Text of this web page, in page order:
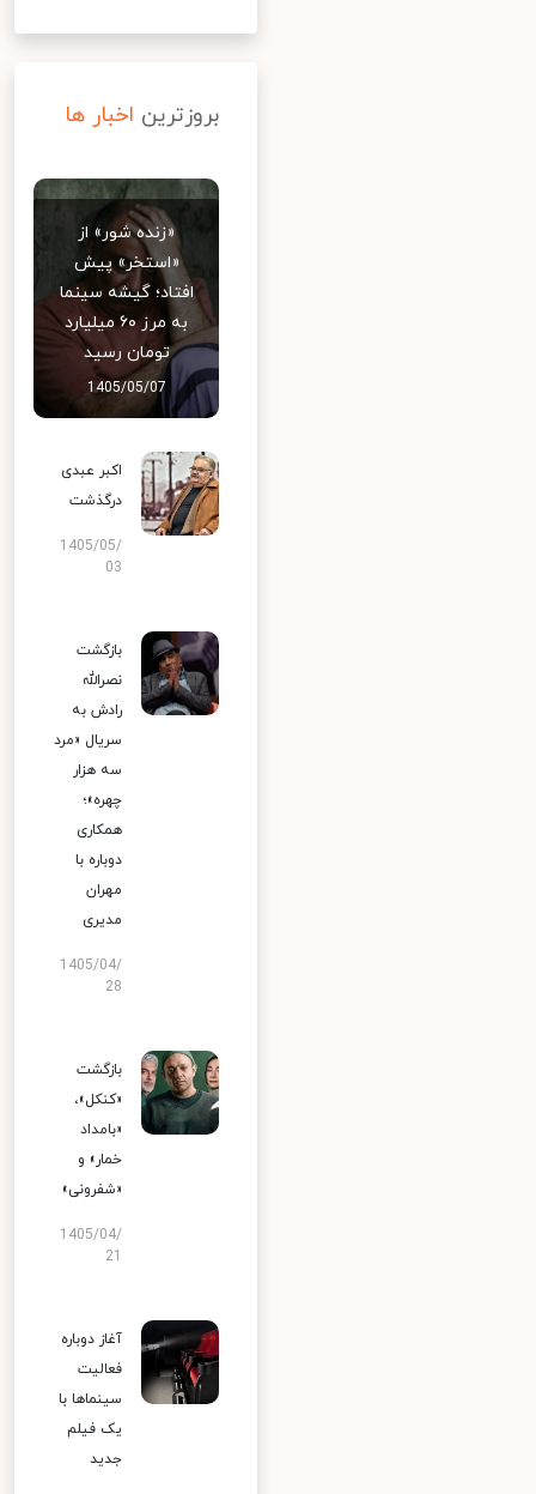
بروزترین اخبار ها
«زنده شور» از
«استخر» پیش
افتاد؛ گیشه سینما
به مرز ۶۰ میلیارد
تومان رسید
1405/05/07
اکبر عبدی
درگذشت
1405/05/
03
بازگشت
نصرالله
رادش به
سریال «مرد
سه هزار
چهره»؛
همکاری
دوباره با
مهران
مدیری
1405/04/
28
بازگشت
«کنکل»،
«بامداد
خمار» و
«شفرونی»
1405/04/
آغاز دوباره
فعالیت
سینماها با
یک فیلم
جدید